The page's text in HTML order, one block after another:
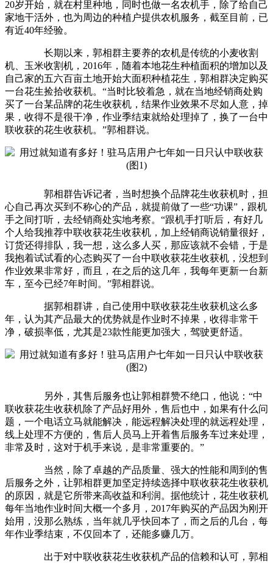
20岁开始，就在村里种地，同时也做一名农机手，除了给自己
家地干活外，也为周边的种植户提供农机服务，截至目前，已
有近40年经验。
长期以来，郭相群主要养的农机是传统的小麦收割
机、玉米收割机，2016年，随着本地花生种植面积的增加以及
自己家的五六百亩土地开始大面积种植花生，郭相群决定购买
一台花生捡拾收获机。“当时比较着急，就在当地经销商处购
买了一台某品牌的花生收获机，结果作业效果不尽如人意，掉
果，收得不是很干净，作业季结束就给处理掉了，换了一台中
联收获的花生收获机。”郭相群说。
郭相群告诉记者，当时想换个品牌花生收获机时，担
心自己再次买到不称心的产品，就提前做了一些“功课”，跟机
手之间打听，去经销商处实地考察。“跟机手打听后，有好几
个人给我推荐中联收获花生收获机，加上经销商说销量很好，
订货还得排队，我一想，这么多人买，那应该就不会错，于是
我抱着试试看的心态购买了一台中联收获花生收获机，没想到
作业效果非常好，而且，在之后的这几年，我每年更新一台新
车，至今已经7年时间。”郭相群说。
据郭相群讲，自己使用中联收获花生收获机这么多
年，认为其产品最大的优势就是作业时不掉果，收得非常干
净，破损率低，尤其是23款性能更加强大，驾驶更舒适。
另外，其售后服务也让郭相群赞不绝口，他说：“中
联收获花生收获机除了产品好用外，售后也中，如果有什么问
题，一个电话立马就能解决，能远程解决处理的就远程处理，
线上处理不方便的，售后人员马上开着售后服务车过来处理，
非常及时，这对于机手来说，是非常重要的。”
当然，除了卓越的产品质量、强大的性能和周到的售
后服务之外，让郭相群更加坚定持续选择中联收获花生收获机
的原因，就是它所带来高收益和利润。据他统计，花生收获机
每年当地作业时间大概一个多月，2017年购买的产品因为刚开
始用，没那么熟练，当年就几乎快回本了，而之后的几台，每
年作业季结束，不仅回本了，还能多赚几万。
出于对中联收获花生收获机产品的信赖和认可，郭相